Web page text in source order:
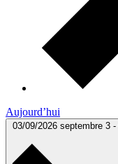
Aujourd’hui
03/09/2026 septembre 3 -